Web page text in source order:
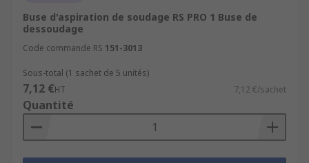
Buse d'aspiration de soudage RS PRO 1 Buse de
dessoudage
Code commande RS 151-3013
Sous-total (1 sachet de 5 unités)
7,12 €HT 7,12 €/sachet
Quantité